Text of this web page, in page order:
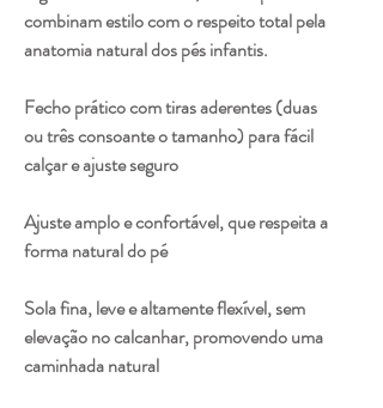
combinam estilo com o respeito total pela
anatomia natural dos pés infantis.
Fecho prático com tiras aderentes(duas
ou três consoante o tamanho) para fácil
calçar e ajuste seguro
Ajuste amplo e confortável, que respeita a
forma natural do pé
Sola fina, leve e altamente flexível, sem
elevação no calcanhar, promovendo uma
caminhada natural